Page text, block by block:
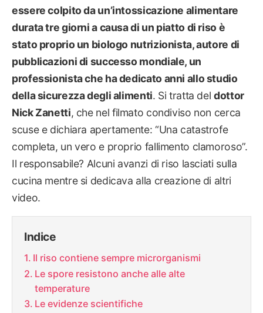
essere colpito da un’intossicazione alimentare
durata tre giorni a causa di un piatto di riso è
stato proprio un biologo nutrizionista, autore di
pubblicazioni di successo mondiale, un
professionista che ha dedicato anni allo studio
della sicurezza degli alimenti. Si tratta deldottor
Nick Zanetti, che nel filmato condiviso non cerca
scuse e dichiara apertamente: “Una catastrofe
completa, un vero e proprio fallimento clamoroso”.
Il responsabile? Alcuni avanzi di riso lasciati sulla
cucina mentre si dedicava alla creazione di altri
video.
Indice
Il riso contiene sempre microrganismi
Le spore resistono anche alle alte
temperature
Le evidenze scientifiche